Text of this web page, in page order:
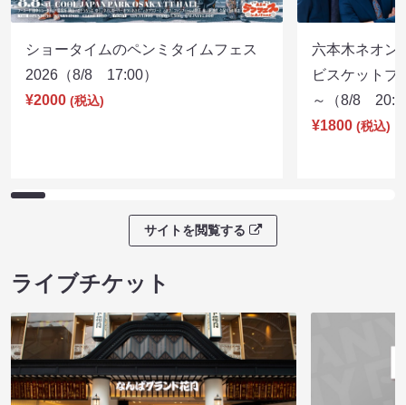
ショータイムのペンミタイムフェス
2026（8/8 17:00）
¥2000 (税込)
六本木ネオン
ビスケットブ
～（8/8
¥1800 (税込)
サイトを閲覧する
ライブチケット